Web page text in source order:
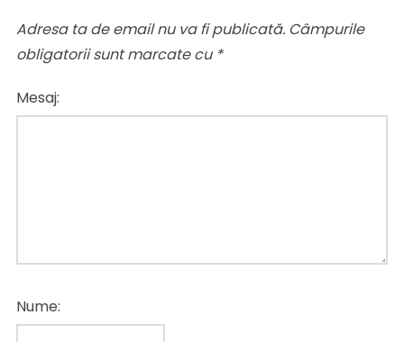
Adresa ta de email nu va fi publicată. Câmpurile
obligatorii sunt marcate cu *
Mesaj:
Nume: